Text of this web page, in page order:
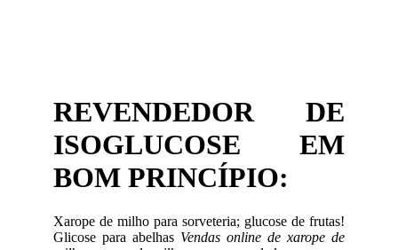
REVENDEDOR DE
ISOGLUCOSE EM
BOM PRINCÍPIO:
Xarope de milho para sorveteria; glucose de frutas!
Glicose para abelhas Vendas online de xarope de